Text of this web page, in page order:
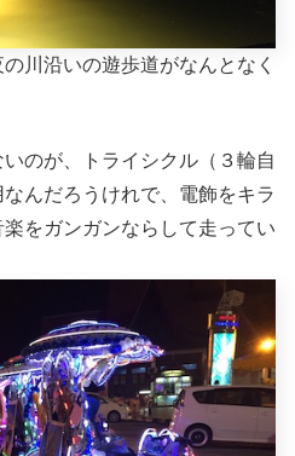
川沿いの遊歩道がなんとなく
のが、トライシクル（３輪自
んだろうけれで、電飾をキラ
をガンガンならして走ってい